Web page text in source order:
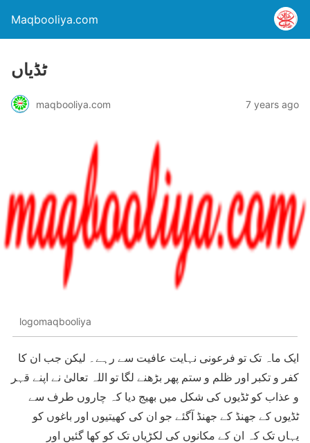
Maqbooliya.com
ٹڈیاں
maqbooliya.com 7 years ago
logomaqbooliya
ایک ماہ تک تو فرعونی نہایت عافیت سے رہے۔ لیکن جب ان کا
کفر و تکبر اور ظلم و ستم پھر بڑھنے لگا تو اللہ تعالیٰ نے اپنے قہر
و عذاب کو ٹڈیوں کی شکل میں بھیج دیا کہ چاروں طرف سے
ٹڈیوں کے جھنڈ کے جھنڈ آگئے جو ان کی کھیتیوں اور باغوں کو
یہاں تک کہ ان کے مکانوں کی لکڑیاں تک کو کھا گئیں اور